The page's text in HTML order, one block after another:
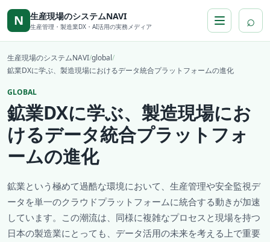
本文へ移動
N 生産現場のシステムNAVI
生産管理・製造業DX・AI活用の実務メディア ⌕
生産現場のシステムNAVI/global/
鉱業DXに学ぶ、製造現場におけるデータ統合プラットフォームの進化
GLOBAL
鉱業DXに学ぶ、製造現場にお
けるデータ統合プラットフォ
ームの進化
鉱業という極めて過酷な環境において、生産管理や安全監視デ
ータを単一のクラウドプラットフォームに統合する動きが加速
しています。この潮流は、同様に複雑なプロセスと現場を持つ
日本の製造業にとっても、データ活用の未来を考える上で重要